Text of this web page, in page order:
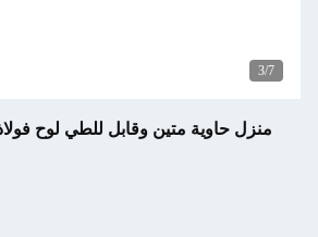
3/7
منزل حاوية متين وقابل للطي لوح